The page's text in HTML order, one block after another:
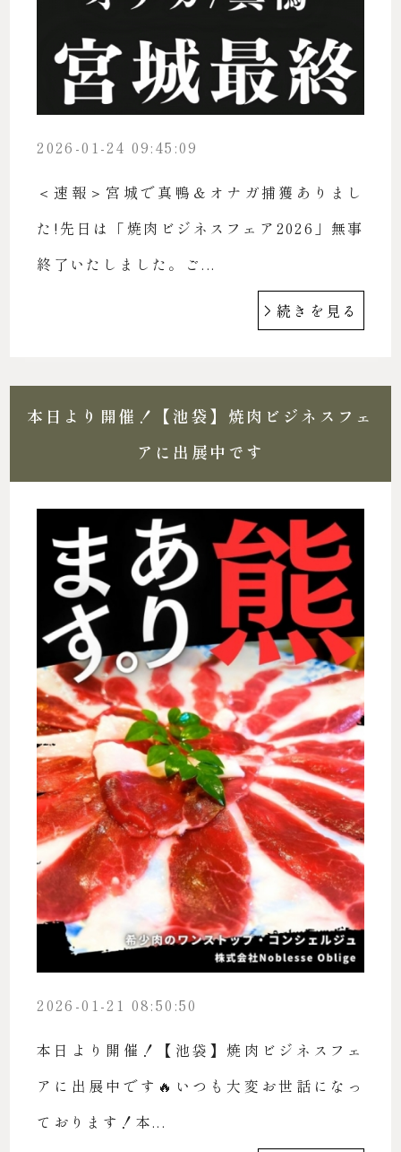
2026-01-24 09:45:09
＜速報＞宮城で真鴨＆オナガ捕獲ありまし
た!先日は「焼肉ビジネスフェア2026」無事
終了いたしました。ご...
続きを見る
本日より開催！【池袋】焼肉ビジネスフェ
アに出展中です
2026-01-21 08:50:50
本日より開催！【池袋】焼肉ビジネスフェ
アに出展中です🔥いつも大変お世話になっ
ております！本...